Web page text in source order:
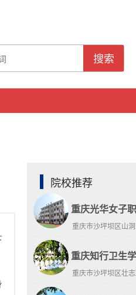
搜索
院校推荐
重庆光华女子
重庆市沙坪坝区山洞
重庆知行卫生
重庆市沙坪坝区壮